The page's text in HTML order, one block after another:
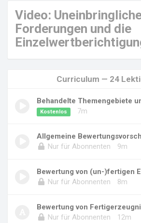
Video:
Forderungen und die
Curriculum — 24
Behandelte Themengebiete
Kostenlos 7m
Nur für Abonnenten
9m
Bewertung von (un-)fertigen
Nur für Abonnenten
8m
Nur für Abonnenten
12m